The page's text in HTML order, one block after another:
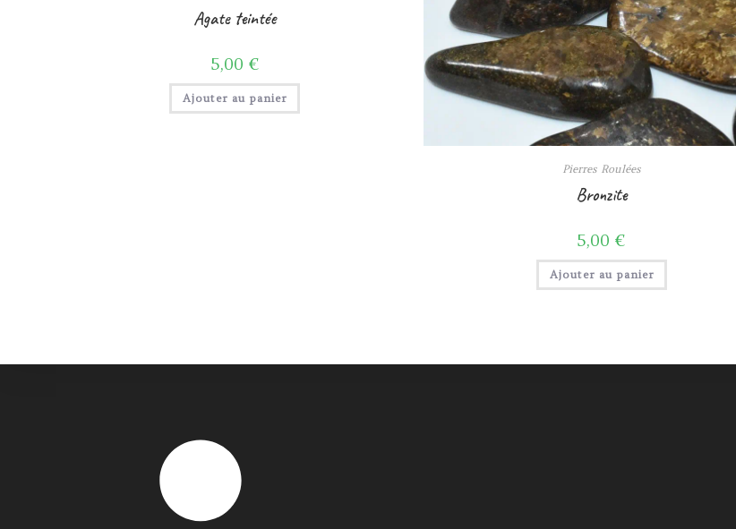
Agate teintée
5,00 €
Ajouter au panier
Pierres Roulées
Bronzite
5,00€
Ajouter au panier